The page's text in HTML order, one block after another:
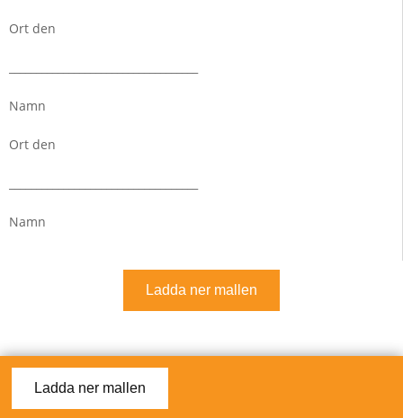
Ort den
Namn
Ort den
Namn
Ladda ner mallen
Ladda ner mallen